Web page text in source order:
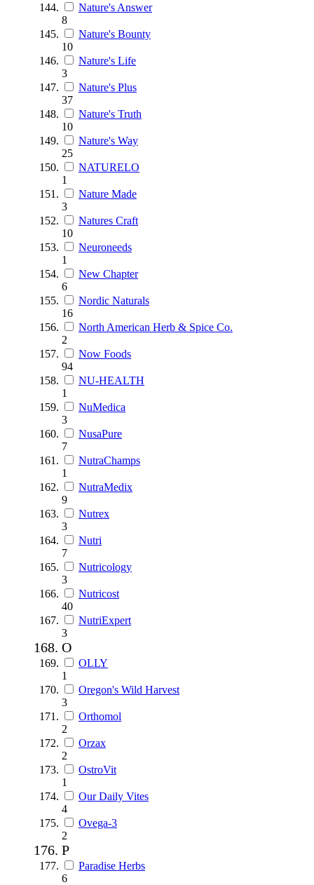
Nature's Answer
8
Nature's Bounty
10
Nature's Life
3
Nature's Plus
37
Nature's Truth
10
Nature's Way
25
NATURELO
1
Nature Made
3
Natures Craft
10
Neuroneeds
1
New Chapter
6
Nordic Naturals
16
North American Herb & Spice Co.
2
Now Foods
94
NU-HEALTH
1
NuMedica
3
NusaPure
7
NutraChamps
1
NutraMedix
9
Nutrex
3
Nutri
7
Nutricology
3
Nutricost
40
NutriExpert
3
O
OLLY
1
Oregon's Wild Harvest
3
Orthomol
2
Orzax
2
OstroVit
1
Our Daily Vites
4
Ovega-3
2
P
Paradise Herbs
6